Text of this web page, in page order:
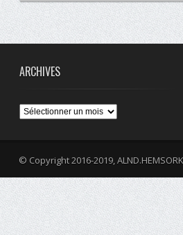
ARCHIVES
Archives
© Copyright 2016-2019,